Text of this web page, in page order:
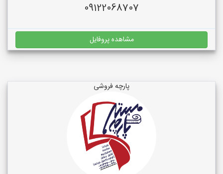
09122068707
مشاهده پروفایل
پارچه فروشی